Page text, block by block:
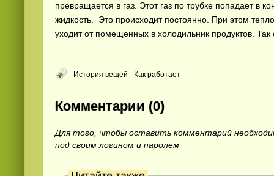
превращается в газ. Этот газ по трубке попадает в
жидкость. Это происходит постоянно. При этом
уходит от помещенных в холодильник продуктов.
История вещей Как работает
Комментарии (0)
Для того, чтобы оставить комментарий
под своим логином и паролем
онлайн